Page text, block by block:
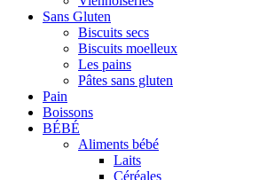
Sans Gluten
Biscuits secs
Biscuits moelleux
Les pains
Pâtes sans gluten
Pain
Boissons
BÉBÉ
Aliments bébé
Laits
Céréales